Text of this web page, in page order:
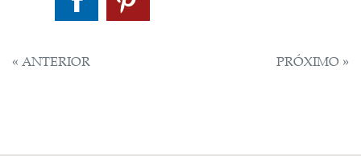
NAVEGAÇÃO
« ANTERIOR PRÓXIMO »